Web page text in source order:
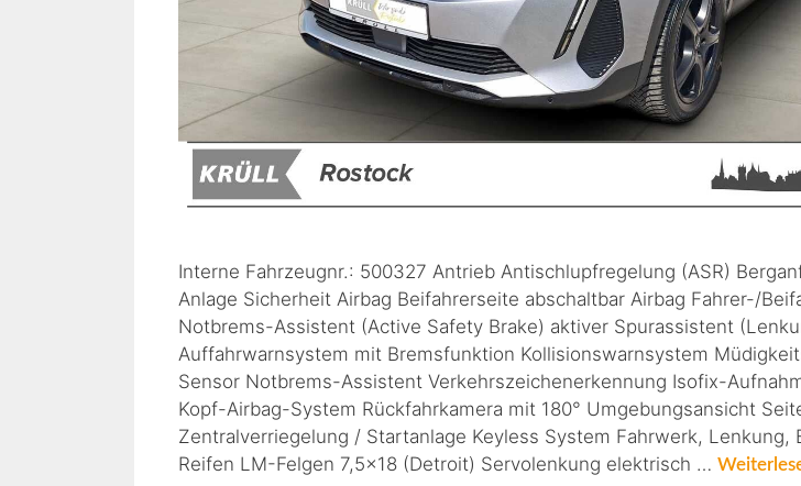
Interne Fahrzeugnr.: 500327 Antrieb Antischlupfregelung (ASR)
Anlage Sicherheit Airbag Beifahrerseite abschaltbar Airbag Fahrer-/
Notbrems-Assistent (Active Safety Brake) aktiver Spurassistent
Auffahrwarnsystem mit Bremsfunktion Kollisionswarnsystem
Sensor Notbrems-Assistent Verkehrszeichenerkennung Isofix-
Kopf-Airbag-System Rückfahrkamera mit 180° Umgebungsansicht
Zentralverriegelung / Startanlage Keyless System Fahrwerk, Lenkung,
Reifen LM-Felgen 7,5×18 (Detroit) Servolenkung elektrisch …